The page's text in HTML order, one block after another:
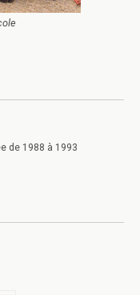
de 1988 à 1993